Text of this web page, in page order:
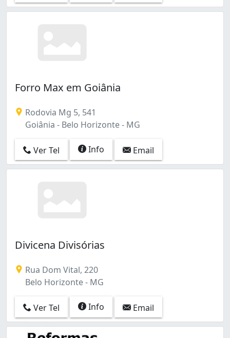
Forro Max em Goiânia
Rodovia Mg 5, 541
Goiânia - Belo Horizonte - MG
Ver Tel Info Email
Divicena Divisórias
Rua Dom Vital, 220
Belo Horizonte - MG
Ver Tel Info Email